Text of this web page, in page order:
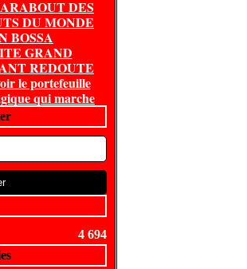
DES
DU MONDE
BOSSA
GRAND
REDOUTE
le portefeuille
qui marche
4 694